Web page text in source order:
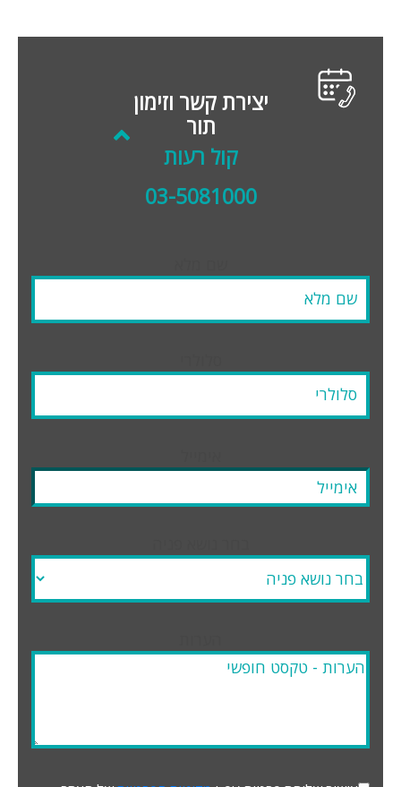
יצירת קשר וזימון
תור
קול רעות
03-5081000